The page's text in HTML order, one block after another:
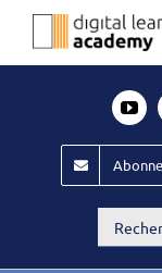
Passer
Évènements ILDI
Offres d’emploi